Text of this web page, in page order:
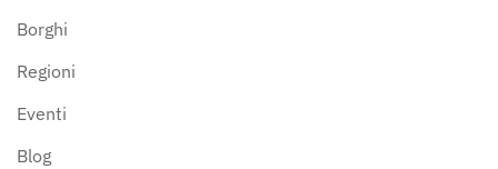
Borghi
Regioni
Eventi
Blog